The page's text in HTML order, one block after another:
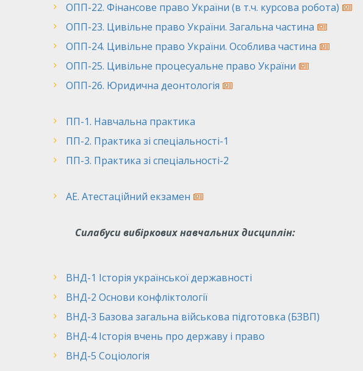
ОПП-22. Фінансове право України (в т.ч. курсова робота)
ОПП-23. Цивільне право України. Загальна частина
ОПП-24. Цивільне право України. Особлива частина
ОПП-25. Цивільне процесуальне право України
ОПП-26. Юридична деонтологія
ПП-1. Навчальна практика
ПП-2. Практика зі спеціальності-1
ПП-3. Практика зі спеціальності-2
АЕ. Атестаційний екзамен
Силабуси вибіркових навчальних дисциплін:
ВНД-1 Історія української державності
ВНД-2 Основи конфліктології
ВНД-3 Базова загальна військова підготовка (БЗВП)
ВНД-4 Історія вчень про державу і право
ВНД-5 Соціологія